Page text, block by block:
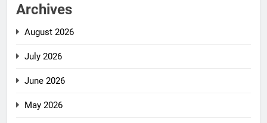
Archives
August 2026
July 2026
June 2026
May 2026